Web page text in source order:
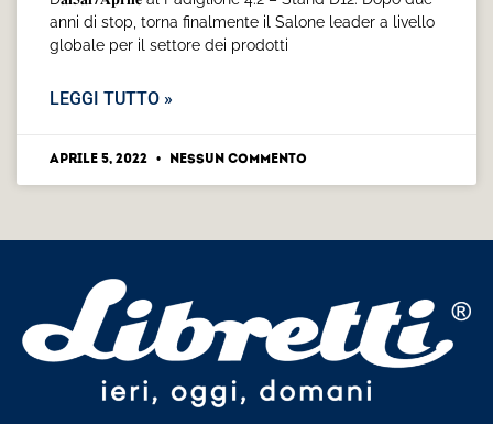
anni di stop, torna finalmente il Salone leader a livello
globale per il settore dei prodotti
LEGGI TUTTO »
Aprile 5, 2022 Nessun commento